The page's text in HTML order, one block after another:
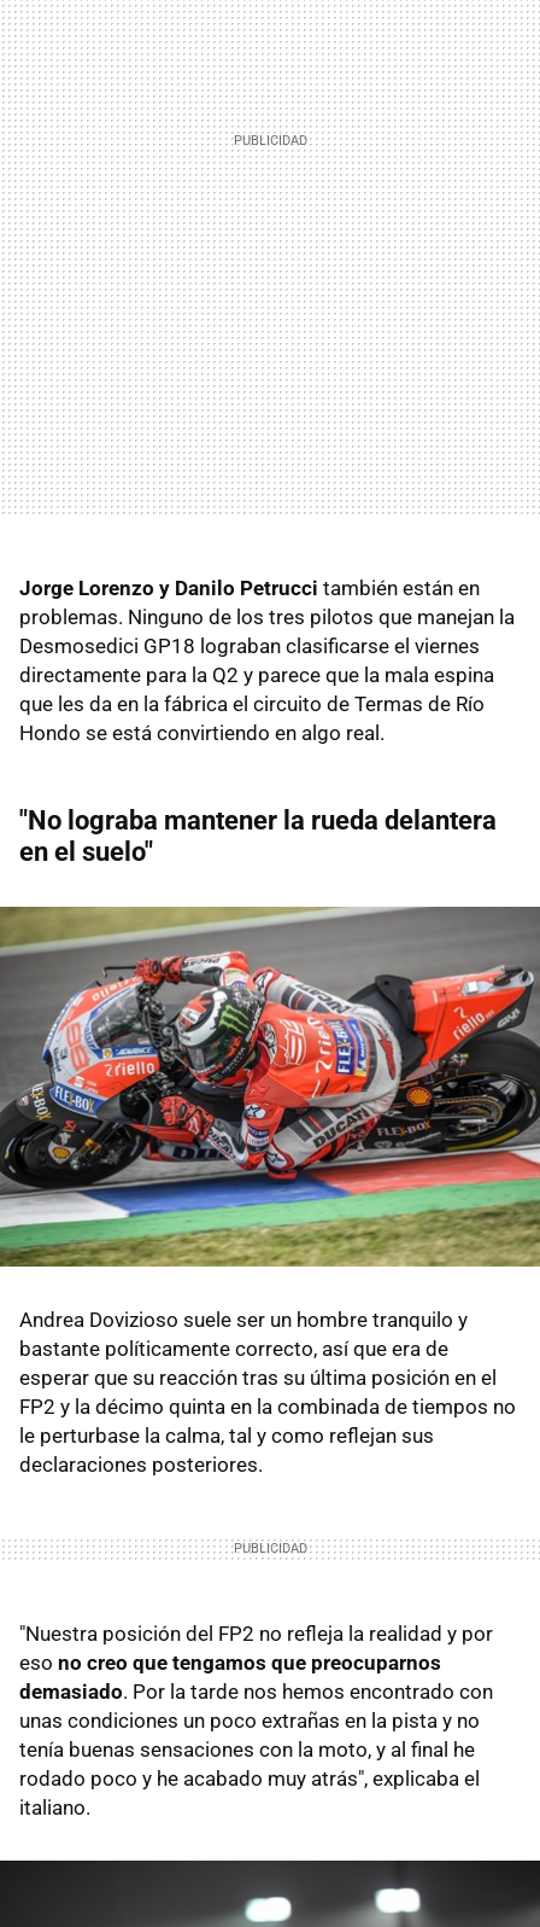
Jorge Lorenzo y Danilo Petrucci también están en
problemas. Ninguno de los tres pilotos que manejan la
Desmosedici GP18 lograban clasificarse el viernes
directamente para la Q2 y parece que la mala espina
que les da en la fábrica el circuito de Termas de Río
Hondo se está convirtiendo en algo real.
"No lograba mantener la rueda delantera
en el suelo"
Andrea Dovizioso suele ser un hombre tranquilo y
bastante políticamente correcto, así que era de
esperar que su reacción tras su última posición en el
FP2 y la décimo quinta en la combinada de tiempos no
le perturbase la calma, tal y como reflejan sus
declaraciones posteriores.
"Nuestra posición del FP2 no refleja la realidad y por
eso no creo que tengamos que preocuparnos
demasiado. Por la tarde nos hemos encontrado con
unas condiciones un poco extrañas en la pista y no
tenía buenas sensaciones con la moto, y al final he
rodado poco y he acabado muy atrás", explicaba el
italiano.